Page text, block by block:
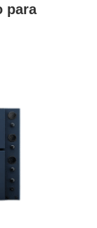
para